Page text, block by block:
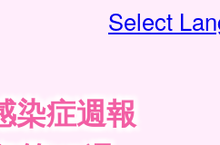
Select
染症週報